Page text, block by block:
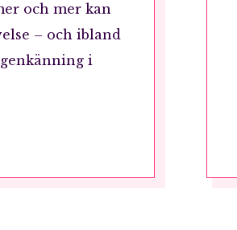
och mer kan
– och ibland
i